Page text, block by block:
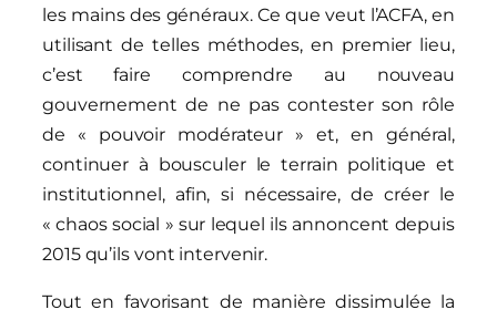
les mains des généraux. Ce que veut l’ACFA, en
utilisant de telles méthodes, en premier lieu,
c’est faire comprendre au nouveau
gouvernement de ne pas contester son rôle
de « pouvoir modérateur » et, en général,
continuer à bousculer le terrain politique et
institutionnel, afin, si nécessaire, de créer le
« chaos social » sur lequel ils annoncent depuis
2015 qu’ils vont intervenir.
Tout en favorisant de manière dissimulée la